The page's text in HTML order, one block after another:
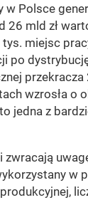
Polsce
26 mld zł
miejsc
po
przekracza
wzrosła o
jedna z
w